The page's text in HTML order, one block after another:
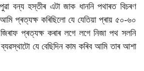
বন্য হস্তীৰ এটা জাক ধাননি পথাৰত বিচৰণ
প্ৰত্যক্ষ কৰিছিলো যে যেতিয়া প্ৰায় ৫০-৬০
জিৰাফ প্ৰত্যক্ষ কৰাৰ লগে লগে নিজা পথ সলনি
যে বেছিদিন কাম কৰিব আমি তাৰ আশা